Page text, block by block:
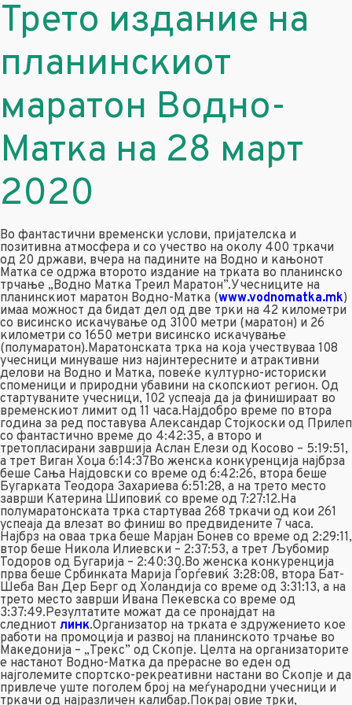
Трето издание на
планинскиот
маратон Водно-
Матка на 28 март
2020
Во фантастични временски услови, пријателска и
позитивна атмосфера и со учество на околу 400 тркачи
од 20 држави, вчера на падините на Водно и кањонот
Матка се одржа второто издание на трката во планинско
трчање „Водно Матка Треил Маратон”.Учесниците на
планинскиот маратон Водно-Матка (www.vodnomatka.mk)
имаа можност да бидат дел од две трки на 42 километри
со висинско искачување од 3100 метри (маратон) и 26
километри со 1650 метри висинско искачување
(полумаратон).Маратонската трка на која учествуваа 108
учесници минуваше низ најинтересните и атрактивни
делови на Водно и Матка, повеќе културно-историски
споменици и природни убавини на скопскиот регион. Од
стартуваните учесници, 102 успеаја да ја финишираат во
временскиот лимит од 11 часа.Најдобро време по втора
година за ред поставува Александар Стојкоски од Прилеп
со фантастично време до 4:42:35, а второ и
третопласирани завршија Аслан Елези од Косово – 5:19:51,
а трет Виган Хоџа 6:14:37Во женска конкуренција најбрза
беше Сања Најдовски со време од 6:42:26, втора беше
Бугарката Теодора Захариева 6:51:28, а на трето место
заврши Катерина Шиповиќ со време од 7:27:12.На
полумаратонската трка стартуваа 268 тркачи од кои 261
успеаја да влезат во финиш во предвидените 7 часа.
Најбрз на оваа трка беше Марјан Бонев со време од 2:29:11,
втор беше Никола Илиевски – 2:37:53, а трет Љубомир
Тодоров од Бугарија – 2:40:30.Во женска конкуренција
прва беше Србинката Марија Ѓорѓевиќ 3:28:08, втора Бат-
Шеба Ван Дер Берг од Холандија со време од 3:31:13, a на
трето место заврши Ивана Пекевска со време од
3:37:49.Резултатите можат да се пронајдат на
следниот линк.Организатор на трката е здружението кое
работи на промоција и развој на планинското трчање во
Македонија – „Трекс” од Скопје. Целта на организаторите
е настанот Водно-Матка да прерасне во еден од
најголемите спортско-рекреативни настани во Скопје и да
привлече уште поголем број на меѓународни учесници и
тркачи од најразличен калибар.Покрај овие трки,